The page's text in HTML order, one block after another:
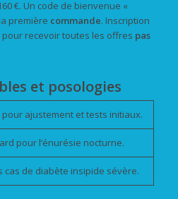
€. Un code de bienvenue «
première commande. Inscription
recevoir toutes les offres pas
et posologies
ajustement et tests initiaux.
pour l’énurésie nocturne.
cas de diabète insipide sévère.